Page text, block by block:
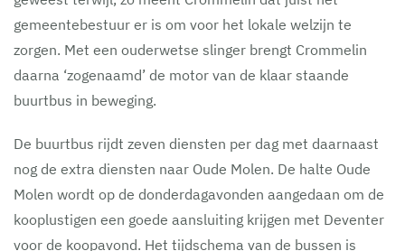
gemeentebestuur er is om voor het lokale welzijn te
zorgen. Met een ouderwetse slinger brengt Crommelin
daarna ‘zogenaamd’ de motor van de klaar staande
buurtbus in beweging.
De buurtbus rijdt zeven diensten per dag met daarnaast
nog de extra diensten naar Oude Molen. De halte Oude
Molen wordt op de donderdagavonden aangedaan om de
kooplustigen een goede aansluiting krijgen met Deventer
voor de koopavond. Het tijdschema van de bussen is